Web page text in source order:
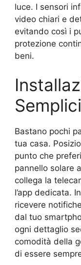
luce. I sensori
video chiari e
evitando così i
protezione
beni.
Bastano pochi
tua casa.
punto che
pannello solare
collega la
l’app dedicata.
ricevere
dal tuo
ogni dettaglio
comodità della
di essere